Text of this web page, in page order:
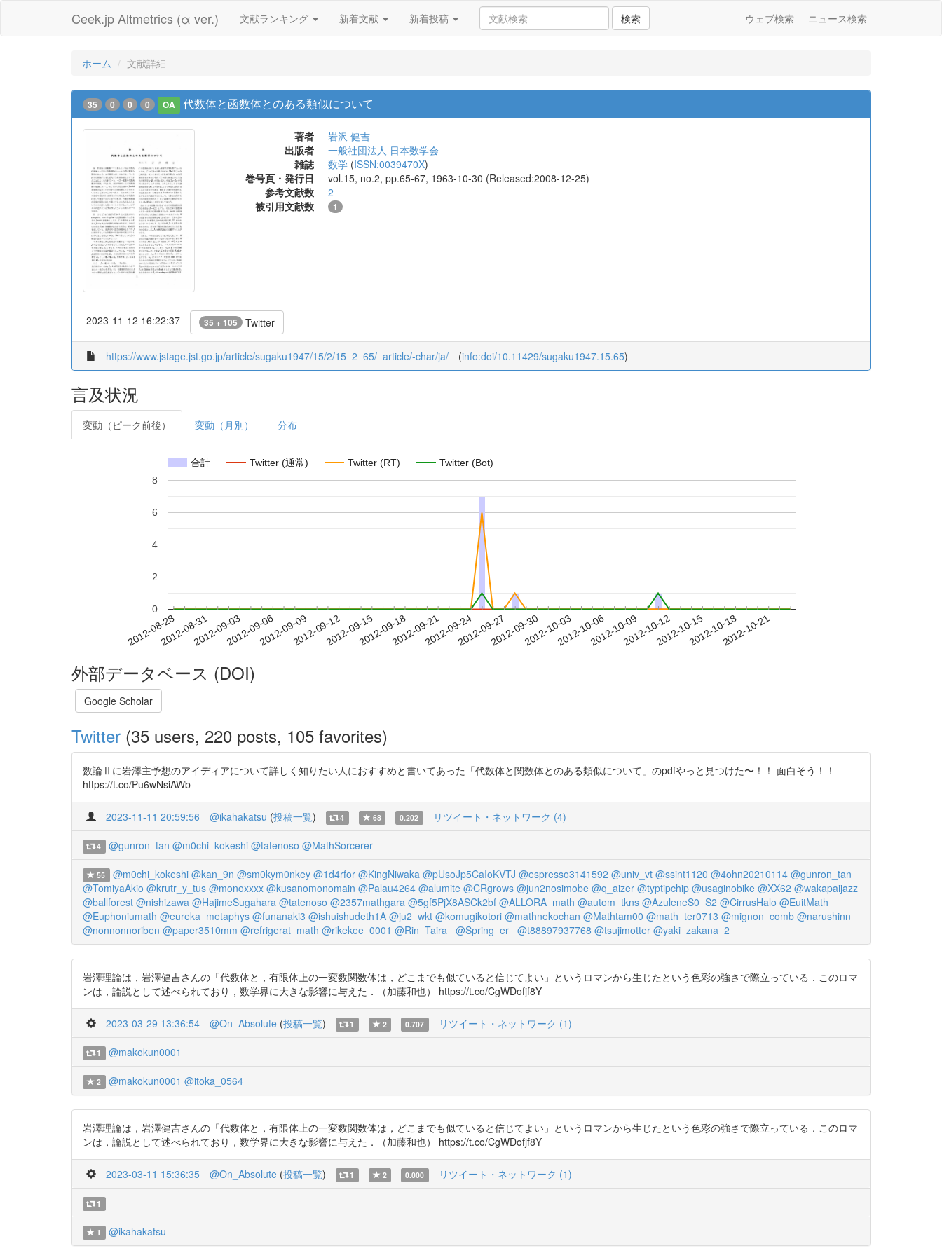
Ceek.jp Altmetrics (α ver.) 文献ランキング 新着文献 新着投稿 検索 ウェブ検索 ニュース検索
ホーム 文献詳細
35 0 0 0 OA 代数体と函数体とのある類似について
著者
岩沢 健吉
出版者
一般社団法人 日本数学会
雑誌
数学 (ISSN:0039470X)
巻号頁・発行日
vol.15, no.2, pp.65-67, 1963-10-30 (Released:2008-12-25)
参考文献数
2
被引用文献数
1
2023-11-12 16:22:37 35 + 105 Twitter
https://www.jstage.jst.go.jp/article/sugaku1947/15/2/15_2_65/_article/-char/ja/ (info:doi/10.11429/sugaku1947.15.65)
言及状況
変動（ピーク前後） 変動（月別） 分布
合計 Twitter (通常) Twitter (RT) Twitter (Bot)
2012-08-282012-08-312012-09-032012-09-062012-09-092012-09-122012-09-152012-09-182012-09-212012-09-242012-09-272012-09-302012-10-032012-10-062012-10-092012-10-122012-10-152012-10-182012-10-21
0
2
4
6
8
外部データベース (DOI)
Google Scholar
Twitter (35 users, 220 posts, 105 favorites)
数論Ⅱに岩澤主予想のアイディアについて詳しく知りたい人におすすめと書いてあった「代数体と関数体とのある類似について」のpdfやっと見つけた〜！！ 面白そう！！
https://t.co/Pu6wNsiAWb
2023-11-11 20:59:56 @ikahakatsu (投稿一覧) 4 68 0.202 リツイート・ネットワーク (4)
4 @gunron_tan @m0chi_kokeshi @tatenoso @MathSorcerer
55 @m0chi_kokeshi @kan_9n @sm0kym0nkey @1d4rfor @KingNiwaka @pUsoJp5CaIoKVTJ @espresso3141592 @univ_vt @ssint1120 @4ohn20210114 @gunron_tan
@TomiyaAkio @krutr_y_tus @monoxxxx @kusanomonomain @Palau4264 @alumite @CRgrows @jun2nosimobe @q_aizer @typtipchip @usaginobike @XX62 @wakapaijazz
@ballforest @nishizawa @HajimeSugahara @tatenoso @2357mathgara @5gf5PjX8ASCk2bf @ALLORA_math @autom_tkns @AzuleneS0_S2 @CirrusHalo @EuitMath
@Euphoniumath @eureka_metaphys @funanaki3 @ishuishudeth1A @ju2_wkt @komugikotori @mathnekochan @Mathtam00 @math_ter0713 @mignon_comb @narushinn
@nonnonnoriben @paper3510mm @refrigerat_math @rikekee_0001 @Rin_Taira_ @Spring_er_ @t88897937768 @tsujimotter @yaki_zakana_2
岩澤理論は，岩澤健吉さんの「代数体と，有限体上の一変数関数体は，どこまでも似ていると信じてよい」というロマンから生じたという色彩の強さで際立っている．このロマ
ンは，論説として述べられており，数学界に大きな影響に与えた．（加藤和也） https://t.co/CgWDofjf8Y
2023-03-29 13:36:54 @On_Absolute (投稿一覧) 1 2 0.707 リツイート・ネットワーク (1)
1 @makokun0001
2 @makokun0001 @itoka_0564
岩澤理論は，岩澤健吉さんの「代数体と，有限体上の一変数関数体は，どこまでも似ていると信じてよい」というロマンから生じたという色彩の強さで際立っている．このロマ
ンは，論説として述べられており，数学界に大きな影響に与えた．（加藤和也） https://t.co/CgWDofjf8Y
2023-03-11 15:36:35 @On_Absolute (投稿一覧) 1 2 0.000 リツイート・ネットワーク (1)
1
1 @ikahakatsu